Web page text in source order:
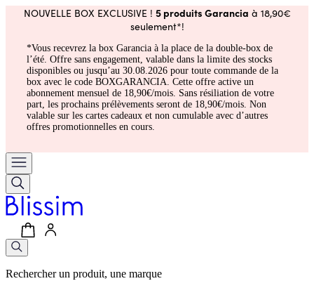
NOUVELLE BOX EXCLUSIVE ! 5 produits Garancia à 18,90€
seulement*!
*Vous recevrez la box Garancia à la place de la double-box de
l’été. Offre sans engagement, valable dans la limite des stocks
disponibles ou jusqu’au 30.08.2026 pour toute commande de la
box avec le code BOXGARANCIA. Cette offre active un
abonnement mensuel de 18,90€/mois. Sans résiliation de votre
part, les prochains prélèvements seront de 18,90€/mois. Non
valable sur les cartes cadeaux et non cumulable avec d’autres
offres promotionnelles en cours.
Rechercher un produit, une marque